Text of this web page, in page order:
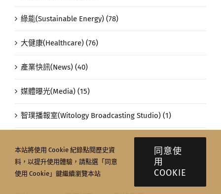
綠能(Sustainable Energy) (78)
大健康(Healthcare) (76)
產業快訊(News) (40)
媒體曝光(Media) (15)
智璞播報室(Witology Broadcasting Studio) (1)
本站將使用 Cookie 紀錄點閱歷史資
料，以提升使用體驗，請點選「同意
使用 Cookie」鍵繼續瀏覽本站
同意使
用
COOKIE